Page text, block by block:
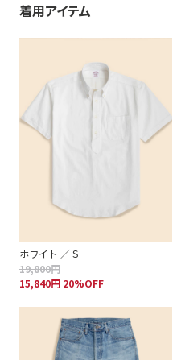
着用アイテム
ホワイト ／ S
19,800円
15,840円 20%OFF